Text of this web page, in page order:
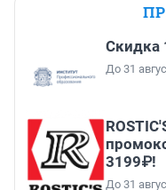
Скидка
До 31
3199₽!
До 31